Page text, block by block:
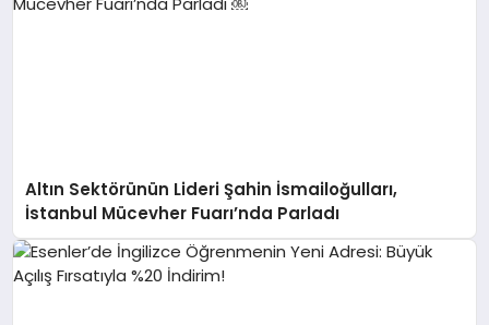
Altın Sektörünün Lideri Şahin İsmailoğulları,
İstanbul Mücevher Fuarı’nda Parladı ￼